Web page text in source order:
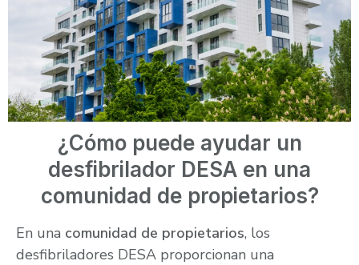
¿Cómo puede ayudar un
desfibrilador DESA en una
comunidad de propietarios?
En una comunidad de propietarios, los
desfibriladores DESA proporcionan una